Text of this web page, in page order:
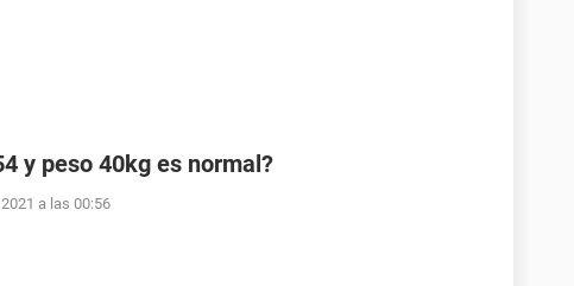
y peso 40kg es normal?
a las 00:56